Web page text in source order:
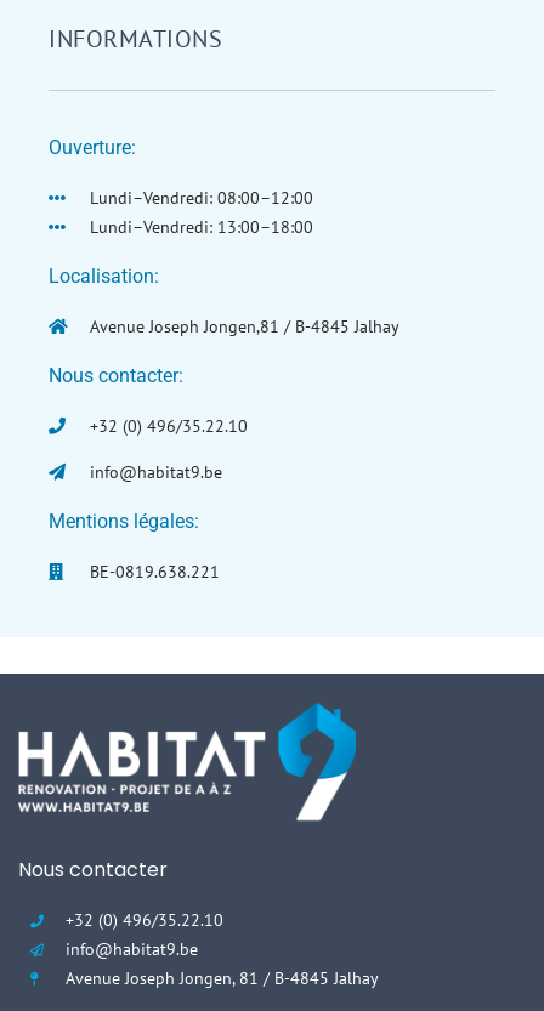
INFORMATIONS
Ouverture:
Lundi–Vendredi: 08:00–12:00
Lundi–Vendredi: 13:00–18:00
Localisation:
Avenue Joseph Jongen,81 / B-4845 Jalhay
Nous contacter:
+32 (0) 496/35.22.10
info@habitat9.be
Mentions légales:
BE-0819.638.221
Nous contacter
+32 (0) 496/35.22.10
info@habitat9.be
Avenue Joseph Jongen, 81 / B-4845 Jalhay